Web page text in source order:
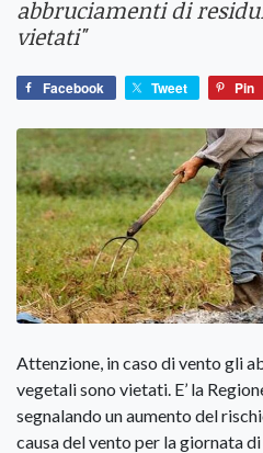
abbruciamenti di
vietati"
Facebook Tweet Pin
Attenzione, in caso di vento gli
vegetali sono vietati. E’ la
segnalando un aumento del
causa del vento per la giornata